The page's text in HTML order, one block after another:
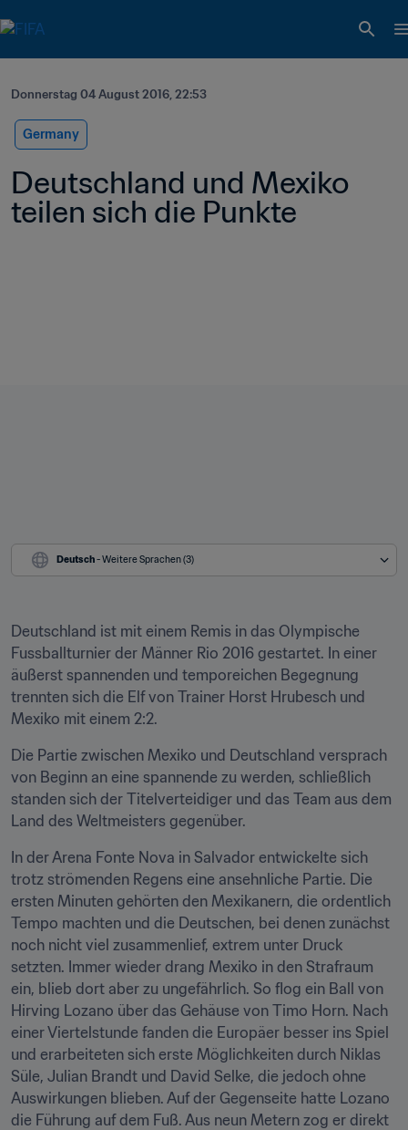
Donnerstag 04 August 2016, 22:53
Germany
Deutschland und Mexiko
teilen sich die Punkte
Deutsch - Weitere Sprachen (3)
Deutschland ist mit einem Remis in das Olympische
Fussballturnier der Männer Rio 2016 gestartet. In einer
äußerst spannenden und temporeichen Begegnung
trennten sich die Elf von Trainer Horst Hrubesch und
Mexiko mit einem 2:2.
Die Partie zwischen Mexiko und Deutschland versprach
von Beginn an eine spannende zu werden, schließlich
standen sich der Titelverteidiger und das Team aus dem
Land des Weltmeisters gegenüber.
In der Arena Fonte Nova in Salvador entwickelte sich
trotz strömenden Regens eine ansehnliche Partie. Die
ersten Minuten gehörten den Mexikanern, die ordentlich
Tempo machten und die Deutschen, bei denen zunächst
noch nicht viel zusammenlief, extrem unter Druck
setzten. Immer wieder drang Mexiko in den Strafraum
ein, blieb dort aber zu ungefährlich. So flog ein Ball von
Hirving Lozano über das Gehäuse von Timo Horn. Nach
einer Viertelstunde fanden die Europäer besser ins Spiel
und erarbeiteten sich erste Möglichkeiten durch Niklas
Süle, Julian Brandt und David Selke, die jedoch ohne
Auswirkungen blieben. Auf der Gegenseite hatte Lozano
die Führung auf dem Fuß. Aus neun Metern zog er direkt